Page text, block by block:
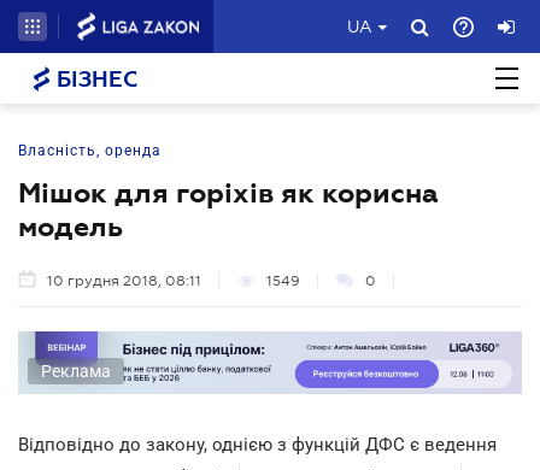
UA
БІЗНЕС
Власність, оренда
Мішок для горіхів як корисна
модель
10 грудня 2018, 08:11 1549 0
Реклама
Відповідно до закону, однією з функцій ДФС є ведення